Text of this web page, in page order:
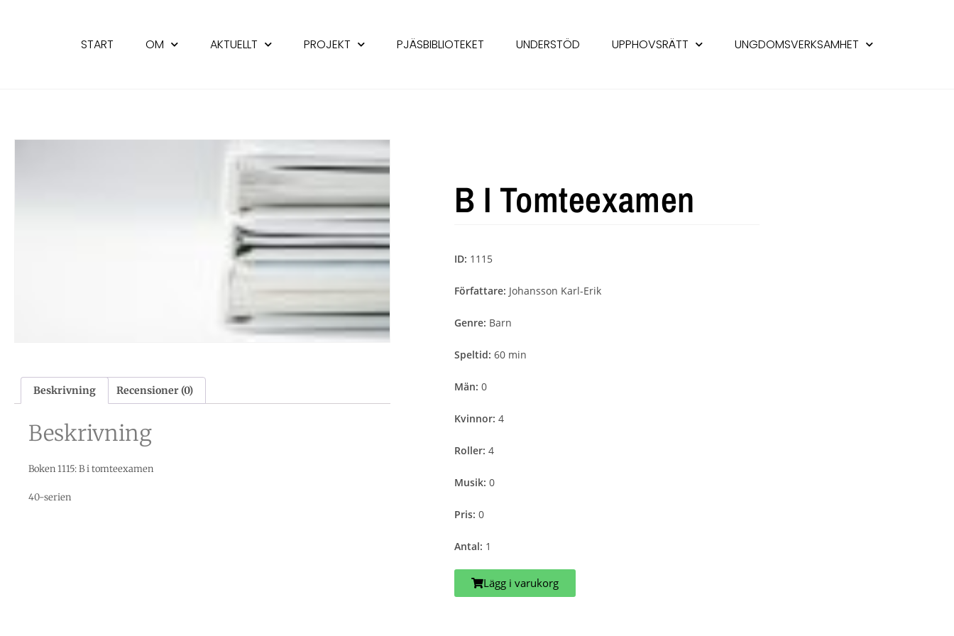
START OM AKTUELLT PROJEKT PJÄSBIBLIOTEKET UNDERSTÖD UPPHOVSRÄTT UNGDOMSVERKSAMHET
Beskrivning Recensioner (0)
Beskrivning
Boken 1115: B i tomteexamen
40-serien
B I Tomteexamen
ID: 1115
Författare: Johansson Karl-Erik
Genre: Barn
Speltid: 60 min
Män: 0
Kvinnor: 4
Roller: 4
Musik: 0
Pris: 0
Antal: 1
Lägg i varukorg